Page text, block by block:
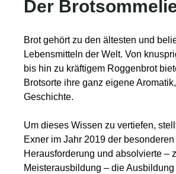
Der
Brot gehört zu den ältesten und
Lebensmitteln der Welt. Von
bis hin zu kräftigem Roggenbrot
Brotsorte ihre ganz eigene
Geschichte.
Um dieses Wissen zu vertiefen,
Exner im Jahr 2019 der besonderen
Herausforderung und absolvierte –
Meisterausbildung – die